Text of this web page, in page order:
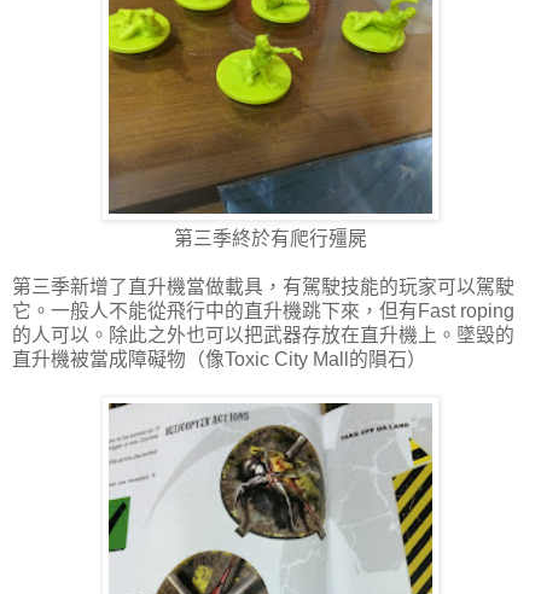
第三季終於有爬行殭屍
第三季新增了直升機當做載具，有駕駛技能的玩家可以駕駛
它。一般人不能從飛行中的直升機跳下來，但有Fast roping
的人可以。除此之外也可以把武器存放在直升機上。墜毀的
直升機被當成障礙物（像Toxic City Mall的隕石）